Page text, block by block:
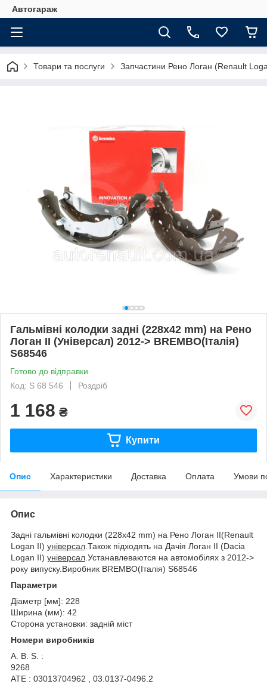
Автогараж
Товари та послуги Запчастини Рено Логан (Renault
Гальмівні колодки задні (228x42 mm) на Рено
Логан II (Універсал) 2012-> BREMBO(Італія)
S68546
Готово до відправки
Код: S 68 546
Роздріб
1 168 ₴
Купити
Опис Характеристики Доставка Оплата Умови
Опис
Задні гальмівні колодки (228x42 mm) на Рено Логан II(Renault
Logan II) універсал .Також підходять на Дачія Логан II (Dacia
Logan II) універсал .Устанавлеваются на автомобілях з 2012->
року випуску.Виробник BREMBO(Італія) S68546
Параметри
Діаметр [мм]: 228
Ширина (мм): 42
Сторона установки: задній міст
Номери виробників
A. B. S. :
9268
ATE : 03013704962 , 03.0137-0496.2